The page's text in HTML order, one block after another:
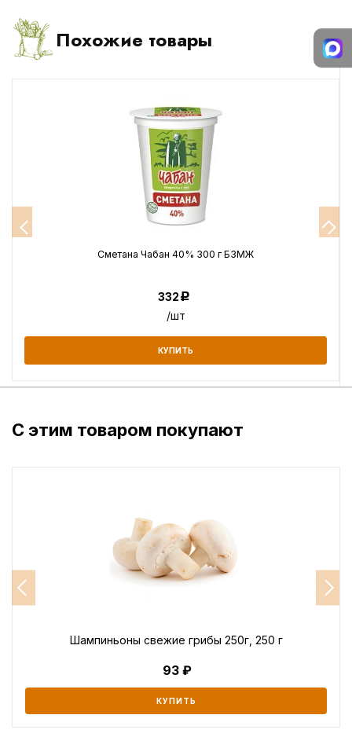
Похожие товары
Сметана Чабан 40% 300 г БЗМЖ
332Р
/шт
КУПИТЬ
С этим товаром покупают
Шампиньоны свежие грибы 250г, 250 г
93
КУПИТЬ